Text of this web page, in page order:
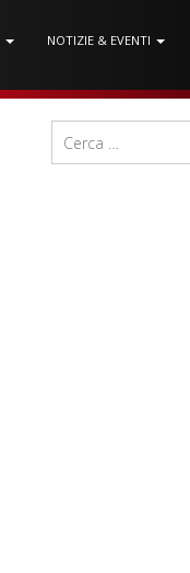
NOTIZIE & EVENTI